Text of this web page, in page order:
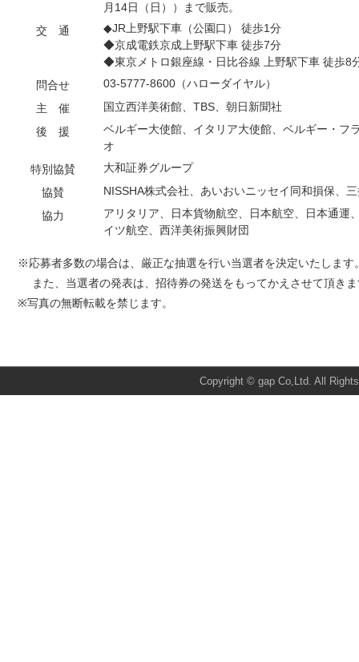
月14日（日））まで販売。
交 通
◆JR上野駅下車（公園口） 徒歩1分
◆京成電鉄京成上野駅下車 徒歩7分
◆東京メトロ銀座線・日比谷線 上野駅下車 徒歩8
問合せ
03-5777-8600（ハローダイヤル）
主 催
国立西洋美術館、TBS、朝日新聞社
後 援
ベルギー大使館、イタリア大使館、ベルギー・フ
オ
特別協賛
大和証券グループ
協賛
NISSHA株式会社、あいおいニッセイ同和損保、
協力
アリタリア、日本貨物航空、日本航空、日本通運
イツ航空、西洋美術振興財団
※応募者多数の場合は、厳正な抽選を行い当選者を決定いたします
また、当選者の発表は、招待券の発送をもってかえさせて頂き
※写真の無断転載を禁じます。
Copyright © gap Co,Ltd. All